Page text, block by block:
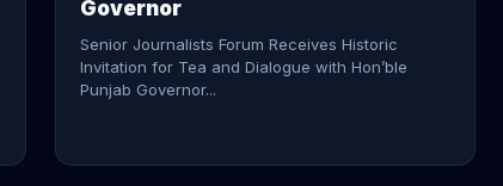
Governor
Senior Journalists Forum Receives Historic
Invitation for Tea and Dialogue with Hon’ble
Punjab Governor...